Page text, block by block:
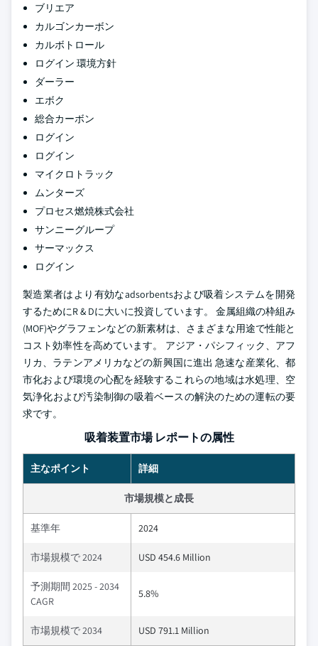
ブリエア
カルゴンカーボン
カルボトロール
ログイン 環境方針
ダーラー
エボク
総合カーボン
ログイン
ログイン
マイクロトラック
ムンターズ
プロセス燃焼株式会社
サンニーグループ
サーマックス
ログイン
製造業者はより有効なadsorbentsおよび吸着システムを開発
するためにR & Dに大いに投資しています。 金属組織の枠組み
(MOF)やグラフェンなどの新素材は、さまざまな用途で性能と
コスト効率性を高めています。 アジア・パシフィック、アフ
リカ、ラテンアメリカなどの新興国に進出 急速な産業化、都
市化および環境の心配を経験するこれらの地域は水処理、空
気浄化および汚染制御の吸着ベースの解決のための運転の要
求です。
吸着装置市場 レポートの属性
主なポイント 詳細
市場規模と成長
基準年 2024
市場規模で 2024 USD 454.6 Million
予測期間 2025 - 2034
CAGR
5.8%
市場規模で 2034 USD 791.1 Million